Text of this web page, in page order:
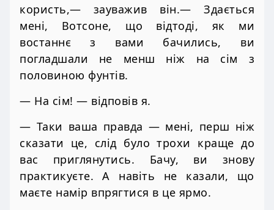
користь,— зауважив він.— Здається
мені, Вотсоне, що відтоді, як ми
востаннє з вами бачились, ви
погладшали не менш ніж на сім з
половиною фунтів.
— На сім! — відповів я.
— Таки ваша правда — мені, перш ніж
сказати це, слід було трохи краще до
вас приглянутись. Бачу, ви знову
практикуєте. А навіть не казали, що
маєте намір впрягтися в це ярмо.